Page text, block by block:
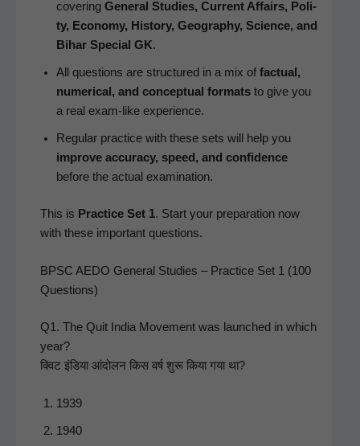
cov­er­ing Gen­er­al Stud­ies, Cur­rent Affairs, Poli­
ty, Econ­o­my, His­to­ry, Geog­ra­phy, Sci­ence, and
Bihar Spe­cial GK.
All ques­tions are struc­tured in a mix of fac­tu­al,
numer­i­cal, and con­cep­tu­al for­matsto give you
a real exam-like experience.
Reg­u­lar prac­tice with these sets will help you
improve accu­ra­cy, speed, and con­fi­dence
before the actu­al examination.
This is Prac­tice Set 1. Start your prepa­ra­tion now
with these impor­tant questions.
BPSC AEDO General Studies – Practice Set 1 (100
Questions)
Q1. The Quit India Move­ment was launched in which
year?
क्विट इंडिया आंदोलन किस वर्ष शुरू किया गया था?
1939
1940